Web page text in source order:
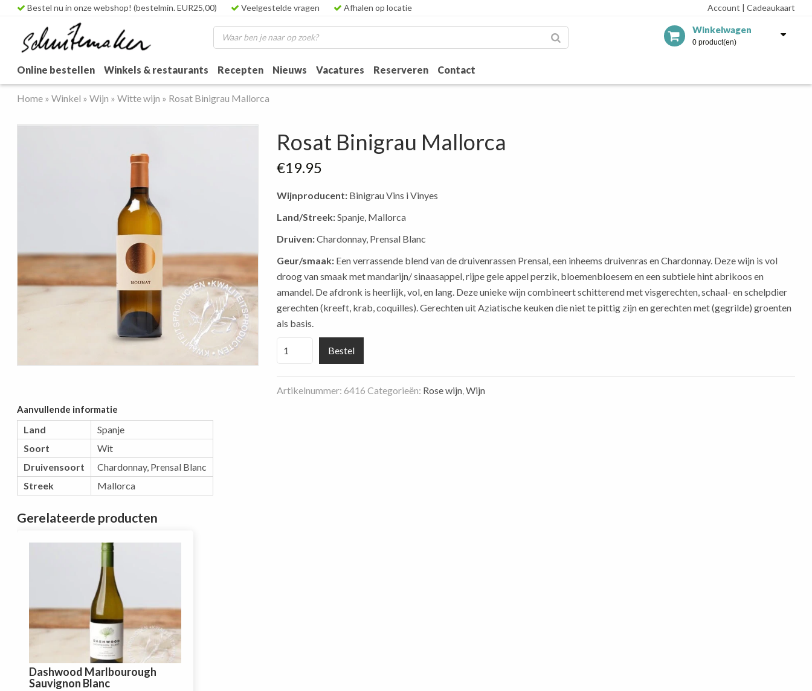
Bestel nu in onze webshop! (bestelmin. EUR25,00) Veelgestelde vragen Afhalen op locatie Account | Cadeaukaart
Winkelwagen
0 product(en)
Online bestellen Winkels & restaurants Recepten Nieuws Vacatures Reserveren Contact
Home »Winkel »Wijn »Witte wijn » Rosat Binigrau Mallorca
Rosat Binigrau Mallorca
€19.95
Wijnproducent: Binigrau Vins i Vinyes
Land/Streek:Spanje, Mallorca
Druiven:Chardonnay, Prensal Blanc
Geur/smaak: Een verrassende blend van de druivenrassen Prensal, een inheems druivenras en Chardonnay. Deze wijn is vol
droog van smaak met mandarijn/ sinaasappel, rijpe gele appel perzik, bloemenbloesem en een subtiele hint abrikoos en
amandel. De afdronk is heerlijk, vol, en lang. Deze unieke wijn combineert schitterend met visgerechten, schaal- en schelpdier
gerechten (kreeft, krab, coquilles). Gerechten uit Aziatische keuken die niet te pittig zijn en gerechten met (gegrilde) groenten
als basis.
aantal
Bestel
Artikelnummer:6416 Categorieën: Rose wijn,Wijn
Aanvullende informatie
Land
Spanje
Soort
Wit
Druivensoort
Chardonnay, Prensal Blanc
Streek
Mallorca
Gerelateerde producten
Dashwood Marlbourough
Sauvignon Blanc